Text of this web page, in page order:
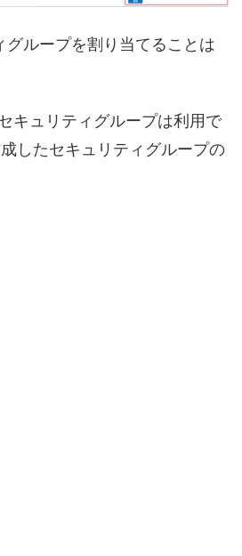
グループを割り当てることは
キュリティグループは利用で
したセキュリティグループの